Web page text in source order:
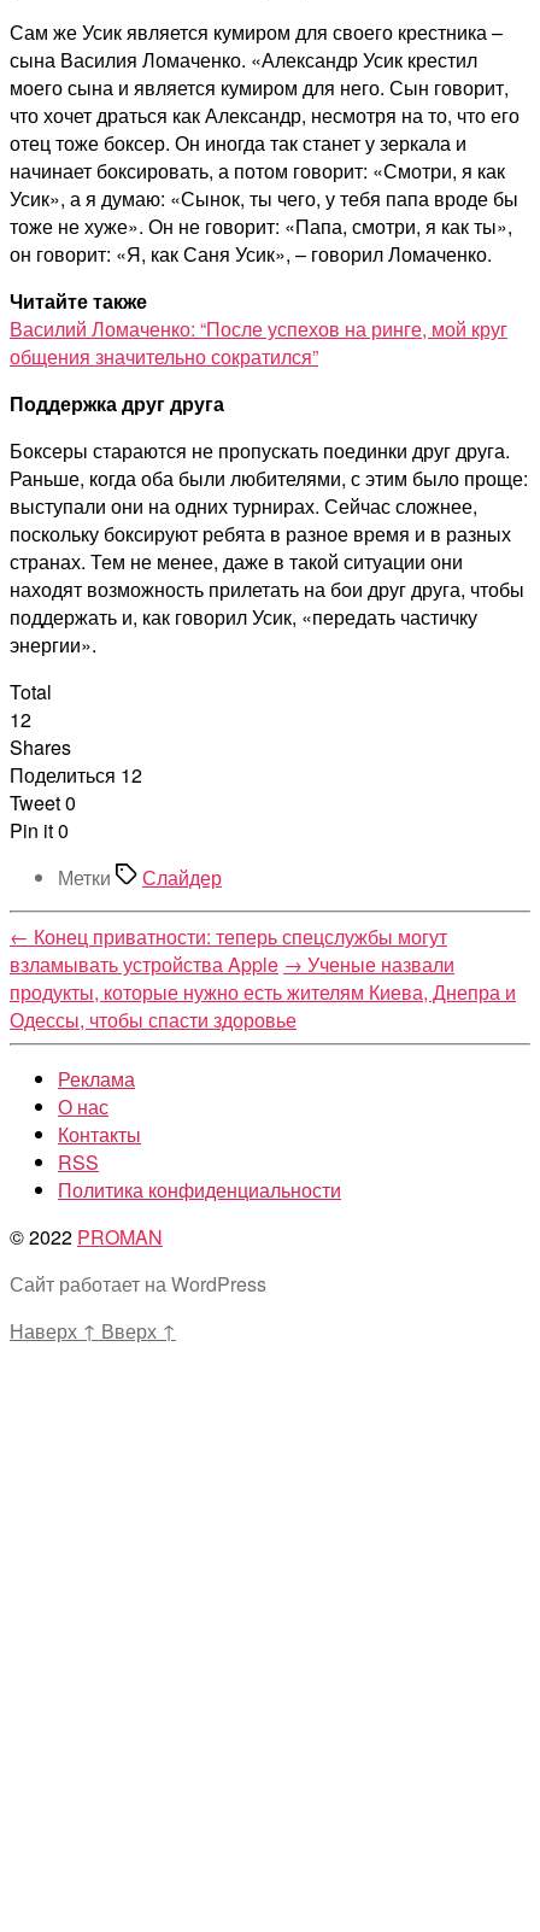
Сам же Усик является кумиром для своего крестника –
сына Василия Ломаченко. «Александр Усик крестил
моего сына и является кумиром для него. Сын говорит,
что хочет драться как Александр, несмотря на то, что его
отец тоже боксер. Он иногда так станет у зеркала и
начинает боксировать, а потом говорит: «Смотри, я как
Усик», а я думаю: «Сынок, ты чего, у тебя папа вроде бы
тоже не хуже». Он не говорит: «Папа, смотри, я как ты»,
он говорит: «Я, как Саня Усик», – говорил Ломаченко.
Читайте также
Василий Ломаченко: “После успехов на ринге, мой круг
общения значительно сократился”
Поддержка друг друга
Боксеры стараются не пропускать поединки друг друга.
Раньше, когда оба были любителями, с этим было проще:
выступали они на одних турнирах. Сейчас сложнее,
поскольку боксируют ребята в разное время и в разных
странах. Тем не менее, даже в такой ситуации они
находят возможность прилетать на бои друг друга, чтобы
поддержать и, как говорил Усик, «передать частичку
энергии».
Total
12
Shares
Поделиться 12
Tweet0
Pin it0
Метки
Слайдер
← Конец приватности: теперь спецслужбы могут
взламывать устройства Apple → Ученые назвали
продукты, которые нужно есть жителям Киева, Днепра и
Одессы, чтобы спасти здоровье
Реклама
О нас
Контакты
RSS
Политика конфиденциальности
© 2022 PROMAN
Сайт работает на WordPress
Наверх ↑ Вверх ↑